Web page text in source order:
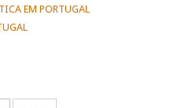
EM PORTUGAL